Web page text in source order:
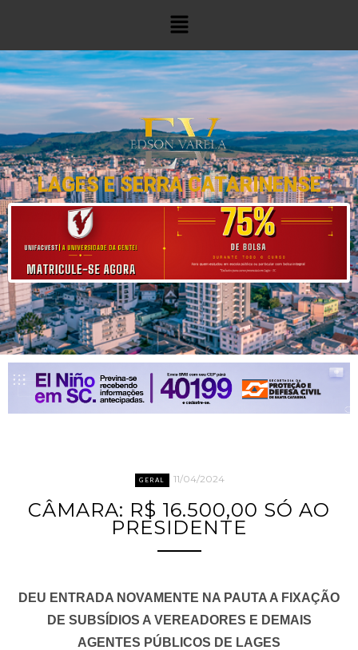
LAGES E SERRA CATARINENSE
GERAL 11/04/2024
CÂMARA: R$ 16.500,00 SÓ AO
PRESIDENTE
DEU ENTRADA NOVAMENTE NA PAUTA A FIXAÇÃO
DE SUBSÍDIOS A VEREADORES E DEMAIS
AGENTES PÚBLICOS DE LAGES